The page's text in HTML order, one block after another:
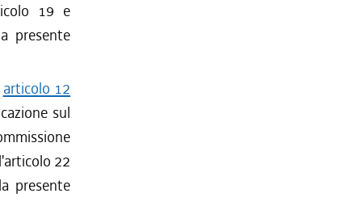
19 e
presente
articolo 12
sul
22
presente